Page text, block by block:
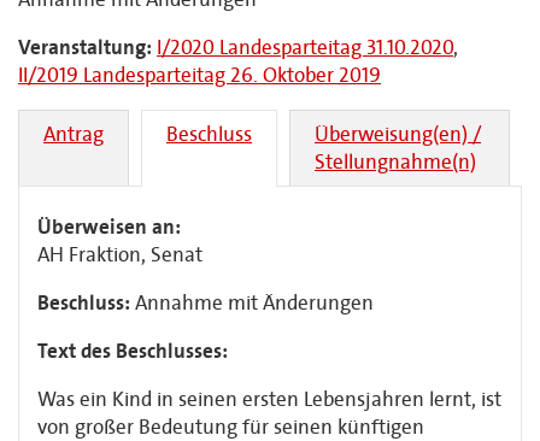
Veranstaltung: I/2020 Landesparteitag 31.10.2020,
II/2019 Landesparteitag 26. Oktober 2019
Antrag Beschluss
Überweisung(en) /
Stellungnahme(n)
Überweisen an:
AH Fraktion, Senat
Beschluss: Annahme mit Änderungen
Text des Beschlusses:
Was ein Kind in seinen ersten Lebensjahren lernt, ist
von großer Bedeutung für seinen künftigen